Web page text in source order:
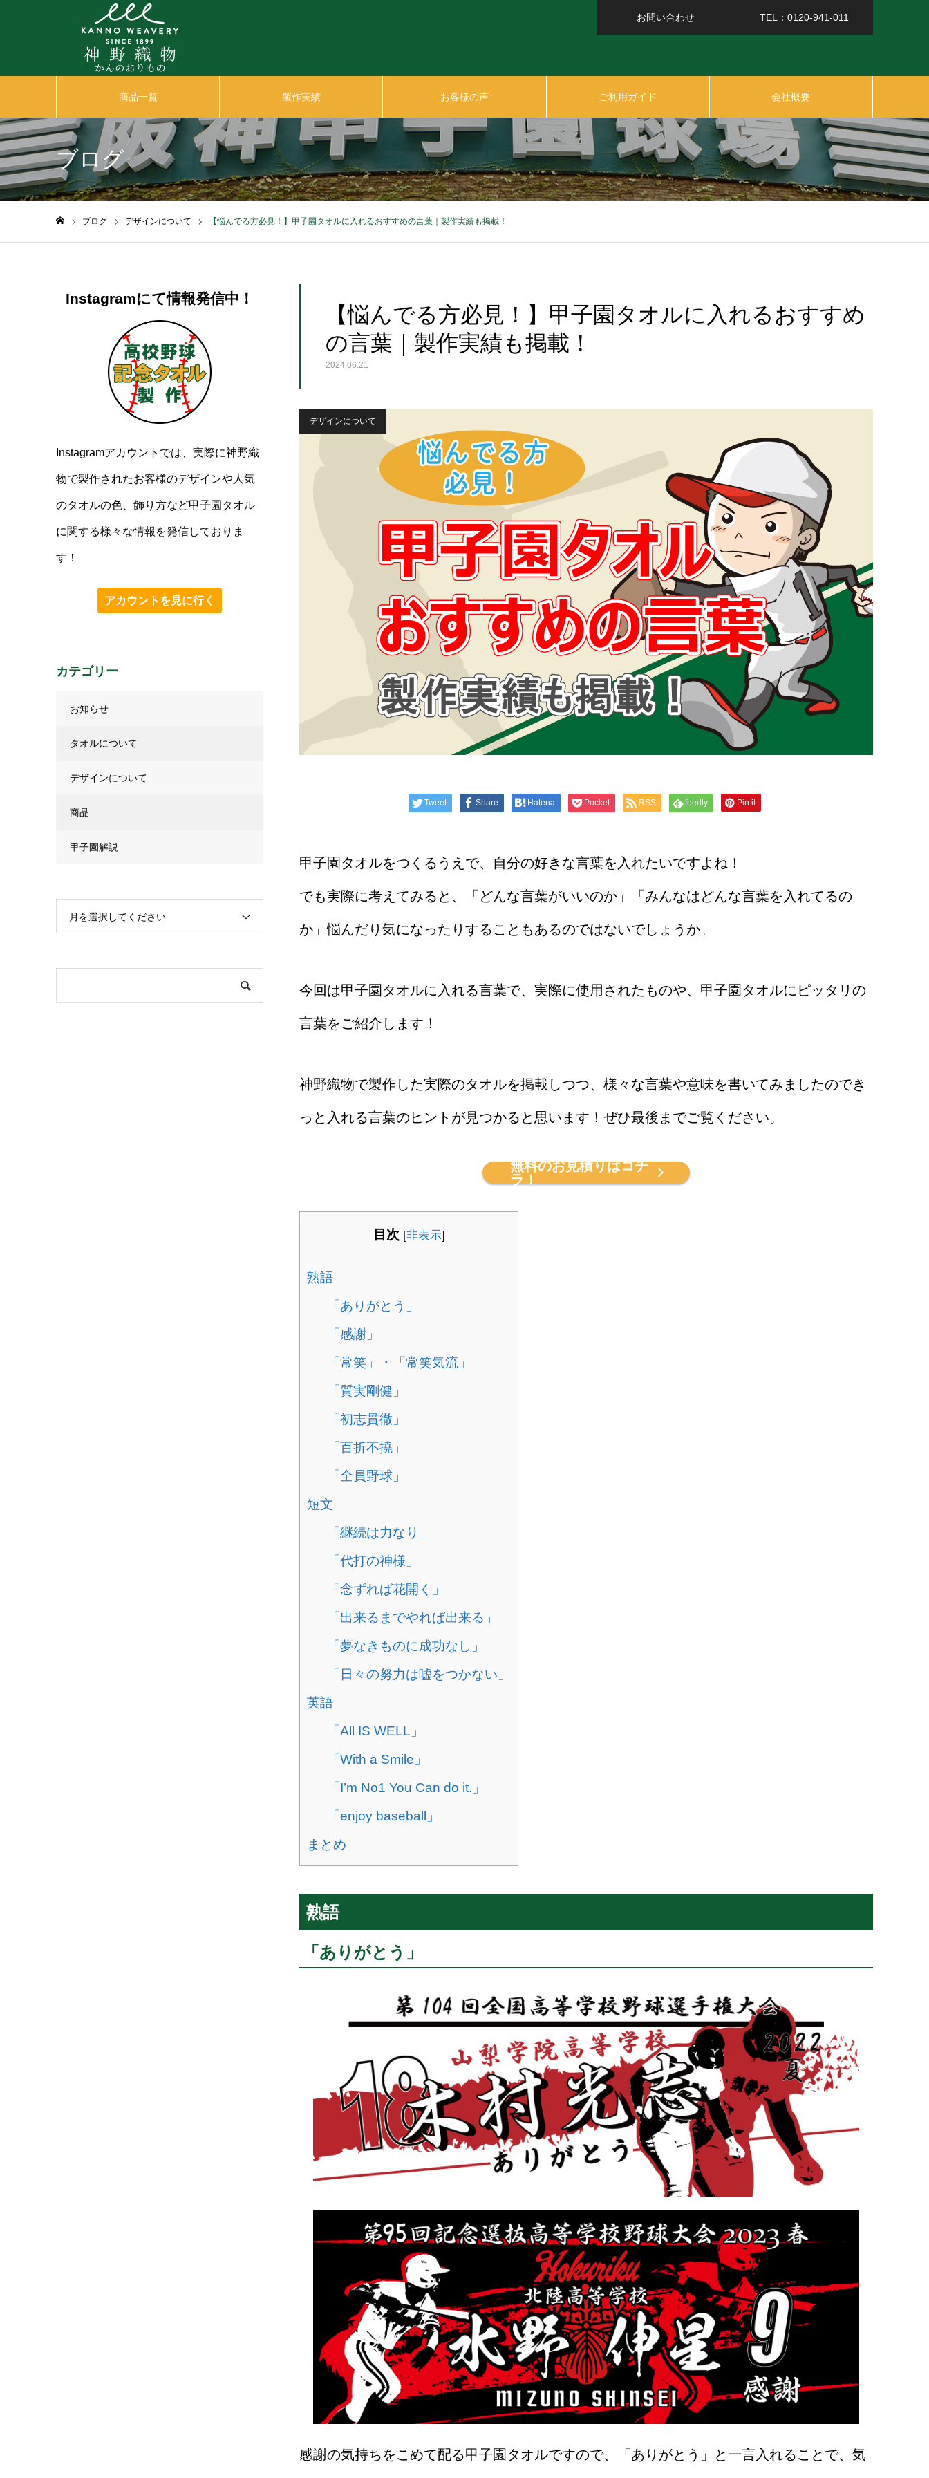
お問い合わせ TEL：0120-941-011
商品一覧 製作実績 お客様の声 ご利用ガイド 会社概要
ブログ
ブログ デザインについて 【悩んでる方必見！】甲子園タオルに入れるおすすめの言葉｜製作実績も掲載！
【悩んでる方必見！】甲子園タオルに入れるおすすめ
の言葉｜製作実績も掲載！
2024.06.21
デザインについて
Tweet Share Hatena Pocket RSS feedly Pin it
甲子園タオルをつくるうえで、自分の好きな言葉を入れたいですよね！
でも実際に考えてみると、「どんな言葉がいいのか」「みんなはどんな言葉を入れてるの
か」悩んだり気になったりすることもあるのではないでしょうか。
今回は甲子園タオルに入れる言葉で、実際に使用されたものや、甲子園タオルにピッタリの
言葉をご紹介します！
神野織物で製作した実際のタオルを掲載しつつ、様々な言葉や意味を書いてみましたのでき
っと入れる言葉のヒントが見つかると思います！ぜひ最後までご覧ください。
無料のお見積りはコチ
ラ！
目次 [非表示]
熟語
「ありがとう」
「感謝」
「常笑」・「常笑気流」
「質実剛健」
「初志貫徹」
「百折不撓」
「全員野球」
短文
「継続は力なり」
「代打の神様」
「念ずれば花開く」
「出来るまでやれば出来る」
「夢なきものに成功なし」
「日々の努力は嘘をつかない」
英語
「All IS WELL」
「With a Smile」
「I’m No1 You Can do it.」
「enjoy baseball」
まとめ
熟語
「ありがとう」
感謝の気持ちをこめて配る甲子園タオルですので、「ありがとう」と一言入れることで、気
Instagramにて情報発信中！
Instagramアカウントでは、実際に神野織
物で製作されたお客様のデザインや人気
のタオルの色、飾り方など甲子園タオル
に関する様々な情報を発信しておりま
す！
アカウントを見に行く
カテゴリー
お知らせ
タオルについて
デザインについて
商品
甲子園解説
月を選択してください